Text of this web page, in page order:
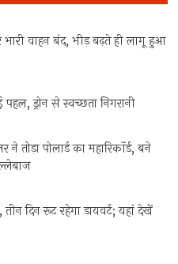
भारी वाहन बंद, भीड़ बढ़ते ही लागू हुआ
पहल, ड्रोन से स्वच्छता निगरानी
तोड़ा पोलार्ड का महारिकॉर्ड, बने
तीन दिन रूट रहेगा डायवर्ट; यहां देखें